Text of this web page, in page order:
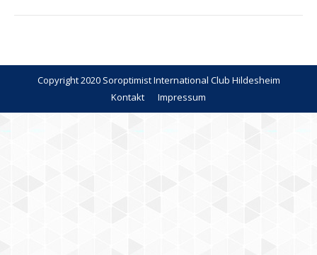
Copyright 2020 Soroptimist International Club Hildesheim
Kontakt
Impressum